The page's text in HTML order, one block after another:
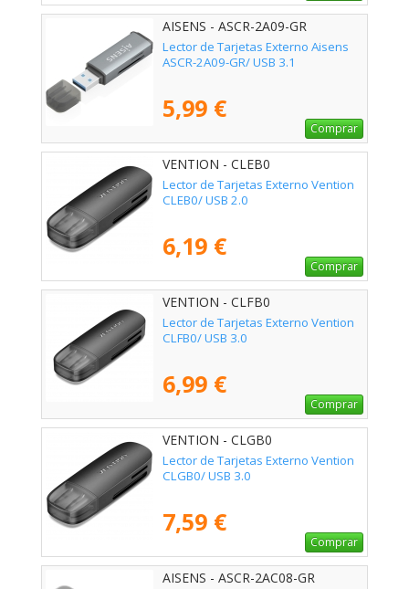
AISENS - ASCR-2A09-GR
Lector de Tarjetas Externo Aisens
ASCR-2A09-GR/ USB 3.1
5,99 €
Comprar
VENTION - CLEB0
Lector de Tarjetas Externo Vention
CLEB0/ USB 2.0
6,19 €
Comprar
VENTION - CLFB0
Lector de Tarjetas Externo Vention
CLFB0/ USB 3.0
6,99 €
Comprar
VENTION - CLGB0
Lector de Tarjetas Externo Vention
CLGB0/ USB 3.0
7,59 €
Comprar
AISENS - ASCR-2AC08-GR